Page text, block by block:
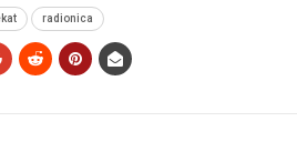
radionica